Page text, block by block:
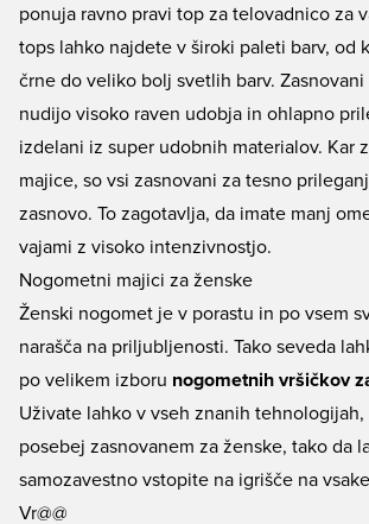
ponuja ravno pravi top za telovadnico za
tops lahko najdete v široki paleti barv, od
črne do veliko bolj svetlih barv. Zasnovani
nudijo visoko raven udobja in ohlapno
izdelani iz super udobnih materialov. Kar
majice, so vsi zasnovani za tesno
zasnovo. To zagotavlja, da imate manj
vajami z visoko intenzivnostjo.
Nogometni majici za ženske
Ženski nogomet je v porastu in po vsem
narašča na priljubljenosti. Tako seveda
po velikem izboru nogometnih vršičkov
Uživate lahko v vseh znanih tehnologijah,
posebej zasnovanem za ženske, tako da
samozavestno vstopite na igrišče na
Vr@@